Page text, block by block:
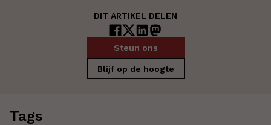
DIT ARTIKEL DELEN
Steun ons
Blijf op de hoogte
Tags